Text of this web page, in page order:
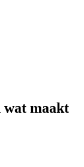
wat maakt